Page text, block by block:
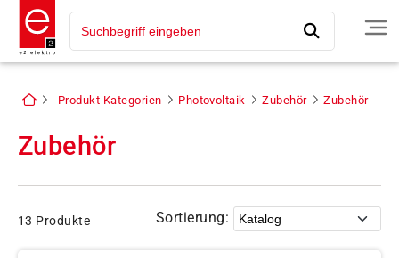
Produkt Kategorien Photovoltaik Zubehör Zubehör
Zubehör
13 Produkte Sortierung: